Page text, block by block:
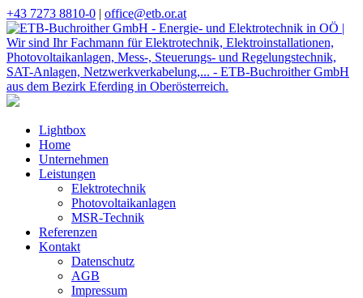
+43 7273 8810-0 | office@etb.or.at
Lightbox
Home
Unternehmen
Leistungen
Elektrotechnik
Photovoltaikanlagen
MSR-Technik
Referenzen
Kontakt
Datenschutz
AGB
Impressum